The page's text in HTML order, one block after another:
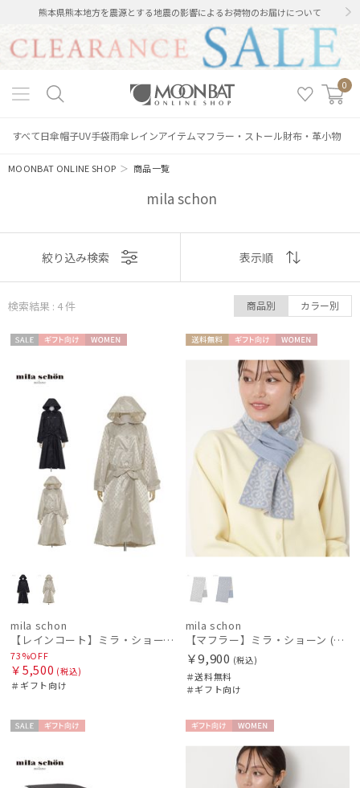
熊本県熊本地方を震源とする地震の影響によるお荷物のお届けについて
0
すべて日傘帽子UV手袋雨傘 レインアイテムマフラー・ストール財布・革小物
MOONBAT ONLINE SHOP ＞商品一覧
mila schon
レディース キッズ
カテゴリー
ブランド
DAKS
ダックス
フルラ
Fuwacool®
フワクール®
グレイシー
HANWAY
ハンウェイ
表示
おすすめ
価格の高い
価格の低い
人気順
売上点数順
お気に入り
絞り込み検索 表示順
検索結果 : 4件 商品別 カラー別
ル
向け
mila schon
【レインコート】ミラ・ショーン（mila schon）ステンカラーレインコート
73%OFF
￥5,500 (税込)
＃ギフト向け
向け
N
mila schon
【マフラー】ミラ・ショーン (mila schon) カシミヤ100％ジャガードプチマフラー 18*70
￥9,900 (税込)
＃送料無料
＃ギフト向け
ル
向け
N